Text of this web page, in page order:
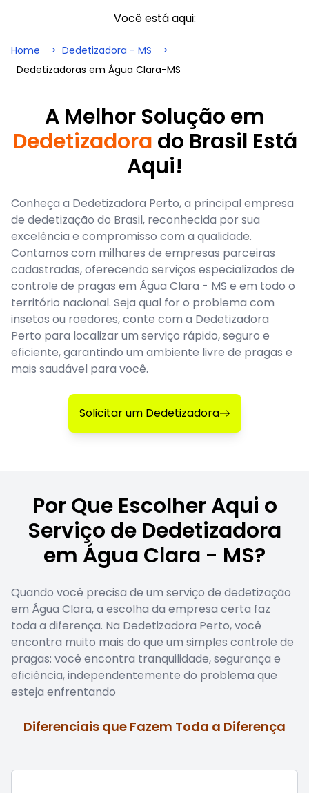
Você está aqui:
Home
Dedetizadora - MS
Dedetizadoras em Água Clara-MS
A Melhor Solução em
Dedetizadora do Brasil Está
Aqui!
Conheça a Dedetizadora Perto, a principal empresa
de dedetização do Brasil, reconhecida por sua
excelência e compromisso com a qualidade.
Contamos com milhares de empresas parceiras
cadastradas, oferecendo serviços especializados de
controle de pragas em Água Clara - MS e em todo o
território nacional. Seja qual for o problema com
insetos ou roedores, conte com a Dedetizadora
Perto para localizar um serviço rápido, seguro e
eficiente, garantindo um ambiente livre de pragas e
mais saudável para você.
Solicitar um Dedetizadora
Por Que Escolher Aqui o
Serviço de Dedetizadora
em Água Clara - MS?
Quando você precisa de um serviço de dedetização
em Água Clara, a escolha da empresa certa faz
toda a diferença. Na Dedetizadora Perto, você
encontra muito mais do que um simples controle de
pragas: você encontra tranquilidade, segurança e
eficiência, independentemente do problema que
esteja enfrentando
Diferenciais que Fazem Toda a Diferença